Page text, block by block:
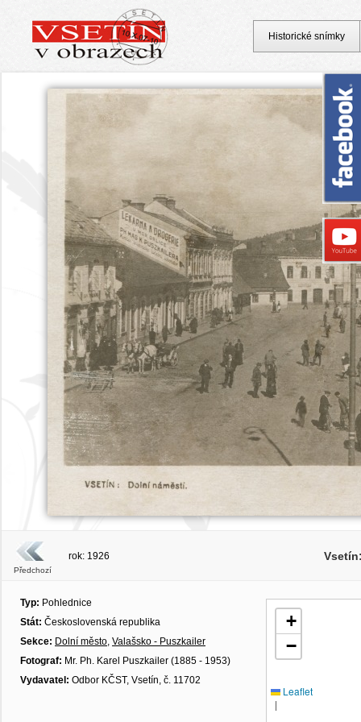
Předchozí
rok: 1926
Typ: Pohlednice
Stát: Československá republika
Sekce: Dolní město, Valašsko - Puszkailer
Fotograf: Mr. Ph. Karel Puszkailer (1885 - 1953)
Vydavatel: Odbor KČST, Vsetín, č. 11702
+
−
Leaflet
|
Historické snímky